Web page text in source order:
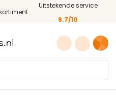
Uitstekende service
9.7/10